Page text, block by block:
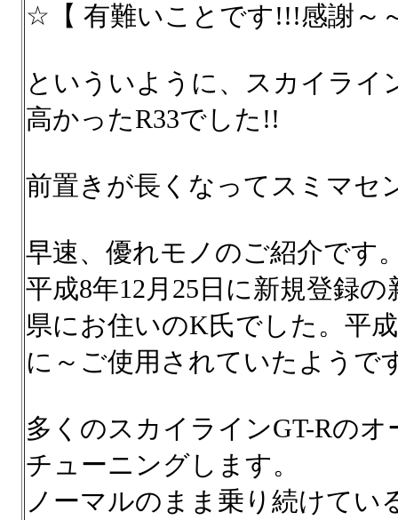
☆【 有難いことです!!!感謝～
といういように、スカイライ
高かったR33でした!!
前置きが長くなってスミマセ
早速、優れモノのご紹介です
平成8年12月25日に新規登録
県にお住いのK氏でした。平
に～ご使用されていたようで
多くのスカイラインGT-Rの
チューニングします。
ノーマルのまま乗り続けて